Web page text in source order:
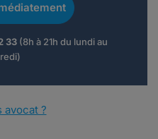
33(8h à 21h du lundi au
avocat ?